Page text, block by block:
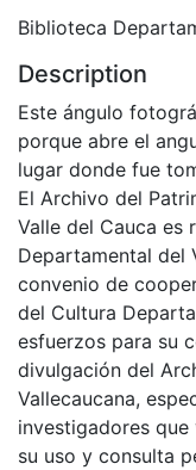
Biblioteca
Description
Este ángulo
porque abre el
lugar donde fue
El Archivo del
Valle del Cauca es
Departamental del
convenio de
del Cultura
esfuerzos para su
divulgación del
Vallecaucana,
investigadores
su uso y consulta